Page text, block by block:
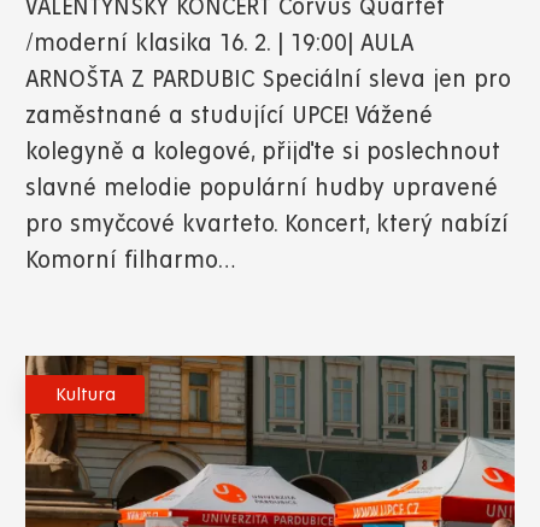
VALENTÝNSKÝ KONCERT Corvus Quartet
/moderní klasika 16. 2. | 19:00| AULA
ARNOŠTA Z PARDUBIC Speciální sleva jen pro
zaměstnané a studující UPCE! Vážené
kolegyně a kolegové, přijďte si poslechnout
slavné melodie populární hudby upravené
pro smyčcové kvarteto. Koncert, který nabízí
Komorní filharmo…
Kultura